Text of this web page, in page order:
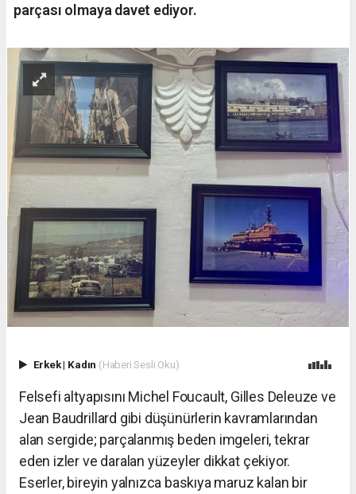
parçası olmaya davet ediyor.
Erkek| Kadın (Haberi Sesli Oku)
Felsefi altyapısını Michel Foucault, Gilles Deleuze ve
Jean Baudrillard gibi düşünürlerin kavramlarından
alan sergide; parçalanmış beden imgeleri, tekrar
eden izler ve daralan yüzeyler dikkat çekiyor.
Eserler, bireyin yalnızca baskıya maruz kalan bir